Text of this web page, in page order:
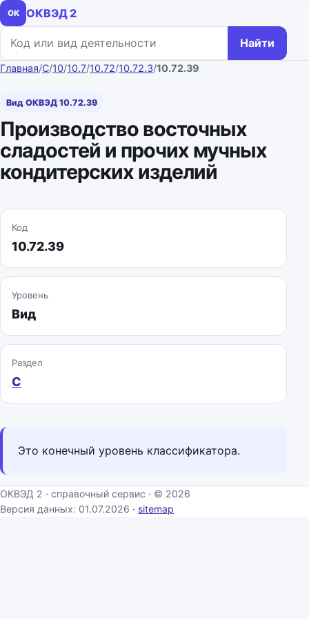
ОК
ОКВЭД 2
Поиск по коду или названию
Найти
Главная/C/10/10.7/10.72/10.72.3/10.72.39
Вид ОКВЭД 10.72.39
Производство восточных
сладостей и прочих мучных
кондитерских изделий
Код
10.72.39
Уровень
Вид
Раздел
C
Это конечный уровень классификатора.
ОКВЭД 2 · справочный сервис · © 2026
Версия данных: 01.07.2026 · sitemap